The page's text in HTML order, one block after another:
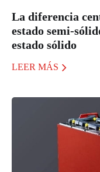
La diferencia
estado semi-
estado sólido
LEER MÁS